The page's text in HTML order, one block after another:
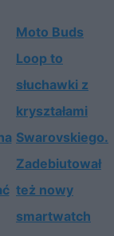
Moto Buds
Loop to
słuchawki z
kryształami
Swarovskiego.
Zadebiutował
też nowy
smartwatch